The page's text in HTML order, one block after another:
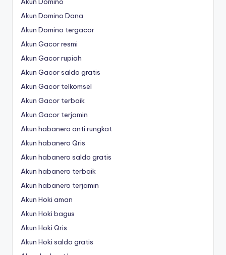
Akun Domino Dana
Akun Domino tergacor
Akun Gacor resmi
Akun Gacor rupiah
Akun Gacor saldo gratis
Akun Gacor telkomsel
Akun Gacor terbaik
Akun Gacor terjamin
Akun habanero anti rungkat
Akun habanero Qris
Akun habanero saldo gratis
Akun habanero terbaik
Akun habanero terjamin
Akun Hoki aman
Akun Hoki bagus
Akun Hoki Qris
Akun Hoki saldo gratis